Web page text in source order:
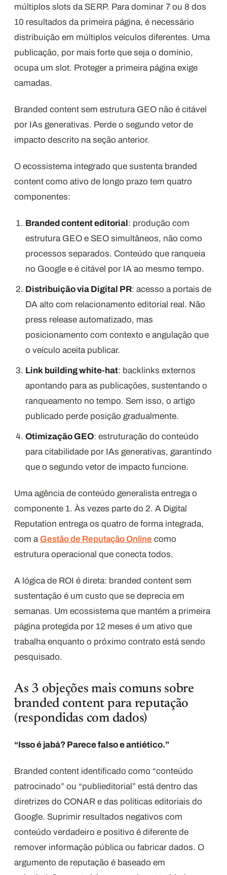
múltiplos slots da SERP. Para dominar 7 ou 8 dos
10 resultados da primeira página, é necessário
distribuição em múltiplos veículos diferentes. Uma
publicação, por mais forte que seja o domínio,
ocupa um slot. Proteger a primeira página exige
camadas.
Branded content sem estrutura GEO não é citável
por IAs generativas. Perde o segundo vetor de
impacto descrito na seção anterior.
O ecossistema integrado que sustenta branded
content como ativo de longo prazo tem quatro
componentes:
Branded content editorial : produção com
estrutura GEO e SEO simultâneos, não como
processos separados. Conteúdo que ranqueia
no Google e é citável por IA ao mesmo tempo.
Distribuição via Digital PR: acesso a portais de
DA alto com relacionamento editorial real. Não
press release automatizado, mas
posicionamento com contexto e angulação que
o veículo aceita publicar.
Link building white-hat: backlinks externos
apontando para as publicações, sustentando o
ranqueamento no tempo. Sem isso, o artigo
publicado perde posição gradualmente.
Otimização GEO: estruturação do conteúdo
para citabilidade por IAs generativas, garantindo
que o segundo vetor de impacto funcione.
Uma agência de conteúdo generalista entrega o
componente 1. Às vezes parte do 2. A Digital
Reputation entrega os quatro de forma integrada,
com a Gestão de Reputação Online como
estrutura operacional que conecta todos.
A lógica de ROI é direta: branded content sem
sustentação é um custo que se deprecia em
semanas. Um ecossistema que mantém a primeira
página protegida por 12 meses é um ativo que
trabalha enquanto o próximo contrato está sendo
pesquisado.
As 3 objeções mais comuns sobre
branded content para reputação
(respondidas com dados)
“Isso é jabá? Parece falso e antiético.”
Branded content identificado como “conteúdo
patrocinado” ou “publieditorial” está dentro das
diretrizes do CONAR e das políticas editoriais do
Google. Suprimir resultados negativos com
conteúdo verdadeiro e positivo é diferente de
remover informação pública ou fabricar dados. O
argumento de reputação é baseado em